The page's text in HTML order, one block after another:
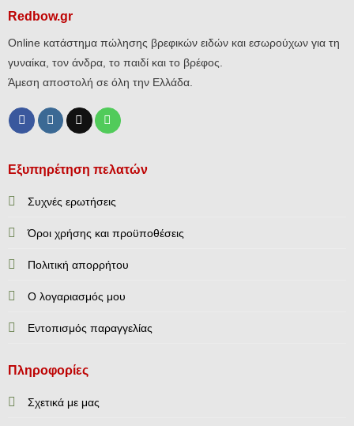
Redbow.gr
Online κατάστημα πώλησης βρεφικών ειδών και εσωρούχων για τη
γυναίκα, τον άνδρα, το παιδί και το βρέφος.
Άμεση αποστολή σε όλη την Ελλάδα.
Εξυπηρέτηση πελατών
Συχνές ερωτήσεις
Όροι χρήσης και προϋποθέσεις
Πολιτική απορρήτου
Ο λογαριασμός μου
Εντοπισμός παραγγελίας
Πληροφορίες
Σχετικά με μας